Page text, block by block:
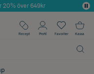
Skönhet
20% över 649kr
Recept Profil Favoriter Kassa